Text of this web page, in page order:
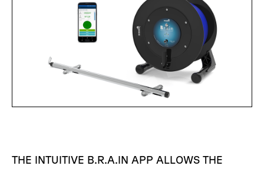
THE INTUITIVE B.R.A.IN APP ALLOWS THE